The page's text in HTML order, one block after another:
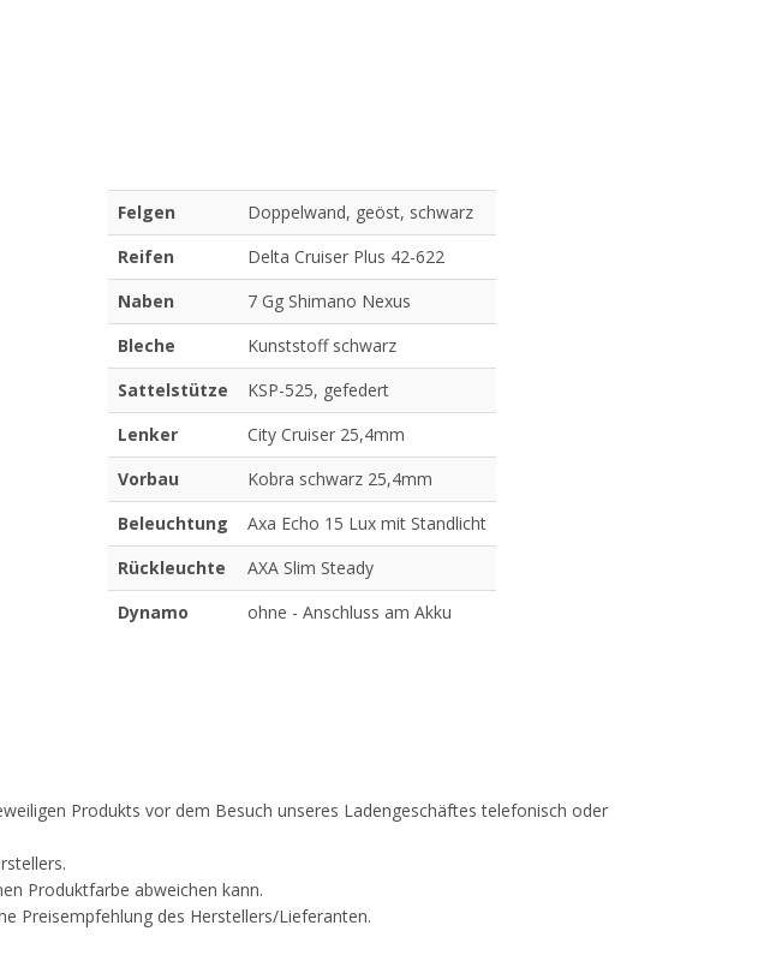
Felgen
Doppelwand, geöst, schwarz
Reifen
Delta Cruiser Plus 42-622
Naben
7 Gg Shimano Nexus
Bleche
Kunststoff schwarz
Sattelstütze
KSP-525, gefedert
Lenker
City Cruiser 25,4mm
Vorbau
Kobra schwarz 25,4mm
Beleuchtung
Axa Echo 15 Lux mit Standlicht
Rückleuchte
AXA Slim Steady
Dynamo
ohne - Anschluss am Akku
Produkts vor dem Besuch unseres Ladengeschäftes telefonisch oder
Produktfarbe abweichen kann.
Preisempfehlung des Herstellers/Lieferanten.